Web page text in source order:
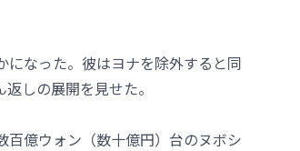
になった。彼はヨナを除外すると同
しの展開を見せた。
億ウォン（数十億円）台のヌボシ